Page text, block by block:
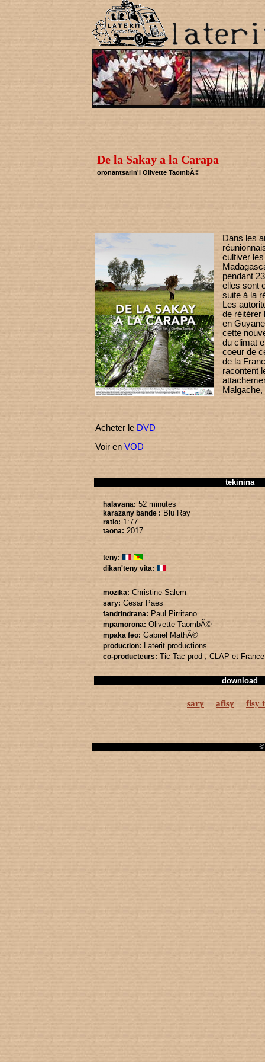
De la Sakay a la Carapa
oronantsarin'i Olivette TaombÃ©
Dans les
cultiver
pendant
elles sont
suite à la
Les
de réitérer
en
cette
du climat
coeur de
de la
racontent
Acheter le DVD
Voir en VOD
tekinina
halavana: 52 minutes
karazany bande : Blu Ray
ratio: 1:77
taona: 2017
teny:
dikan'teny vita:
mozika: Christine Salem
sary: Cesar Paes
fandrindrana: Paul Pirritano
mpamorona: Olivette TaombÃ©
mpaka feo: Gabriel MathÃ©
production: Laterit productions
co-producteurs: Tic Tac prod , CLAP et
download
sary afisy fisy
©